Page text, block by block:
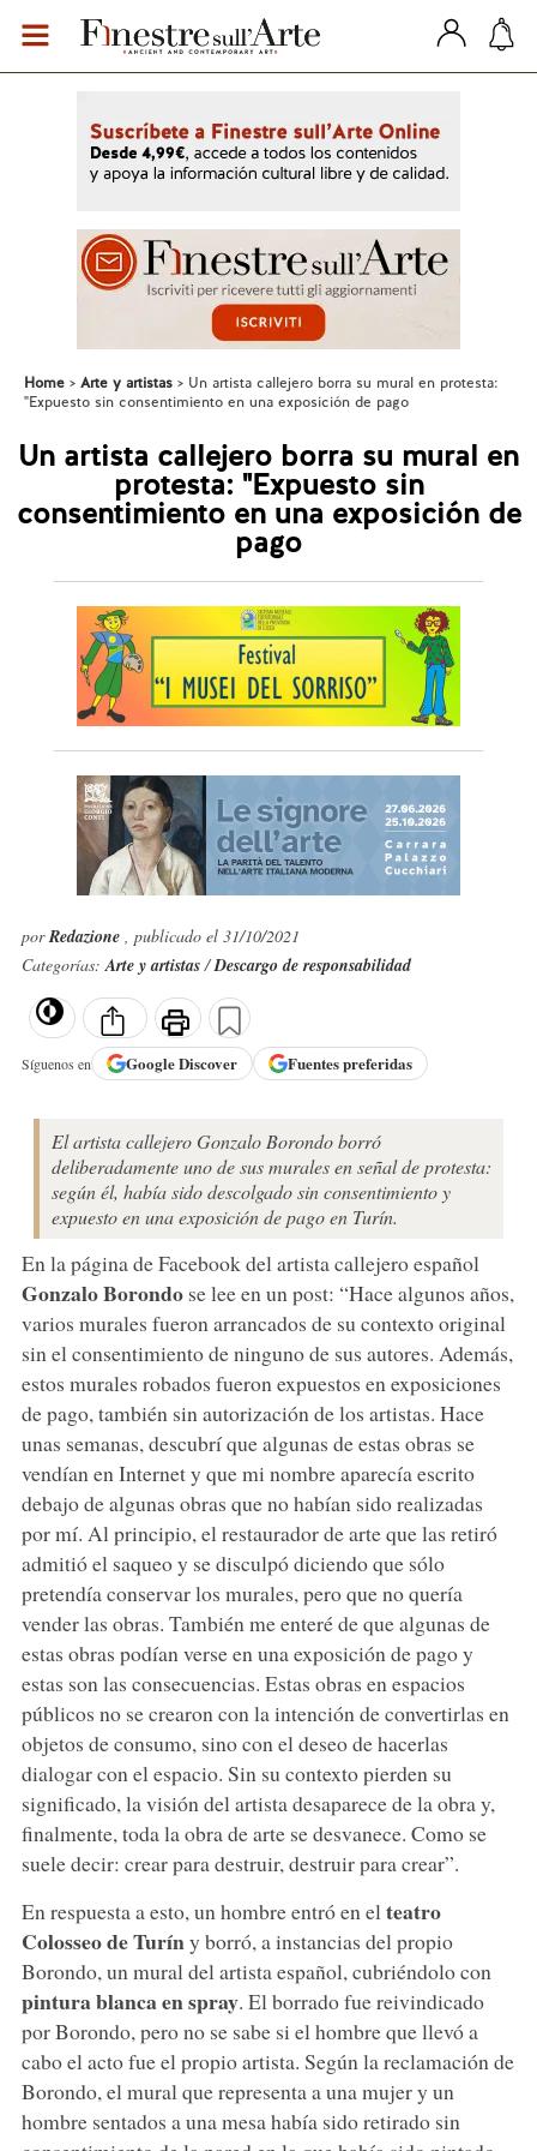
Home Arte y artistas
Un artista callejero borra su mural en protesta:
"Expuesto sin consentimiento en una exposición de pago
Un artista callejero borra su mural en
protesta: "Expuesto sin
consentimiento en una exposición de
pago
porRedazione , publicado el 31/10/2021
Categorías:Arte y artistas/Descargo de responsabilidad
Síguenos en GoogleDiscover Fuentes preferidas
El artista callejero Gonzalo Borondo borró
deliberadamente uno de sus murales en señal de protesta:
según él, había sido descolgado sin consentimiento y
expuesto en una exposición de pago en Turín.
En la página de Facebook del artista callejero español
Gonzalo Borondose lee en un post: “Hace algunos años,
varios murales fueron arrancados de su contexto original
sin el consentimiento de ninguno de sus autores. Además,
estos murales robados fueron expuestos en exposiciones
de pago, también sin autorización de los artistas. Hace
unas semanas, descubrí que algunas de estas obras se
vendían en Internet y que mi nombre aparecía escrito
debajo de algunas obras que no habían sido realizadas
por mí. Al principio, el restaurador de arte que las retiró
admitió el saqueo y se disculpó diciendo que sólo
pretendía conservar los murales, pero que no quería
vender las obras. También me enteré de que algunas de
estas obras podían verse en una exposición de pago y
estas son las consecuencias. Estas obras en espacios
públicos no se crearon con la intención de convertirlas en
objetos de consumo, sino con el deseo de hacerlas
dialogar con el espacio. Sin su contexto pierden su
significado, la visión del artista desaparece de la obra y,
finalmente, toda la obra de arte se desvanece. Como se
suele decir: crear para destruir, destruir para crear”.
En respuesta a esto, un hombre entró en el teatro
Colosseo de Turíny borró, a instancias del propio
Borondo, un mural del artista español, cubriéndolo con
pintura blanca en spray. El borrado fue reivindicado
por Borondo, pero no se sabe si el hombre que llevó a
cabo el acto fue el propio artista. Según la reclamación de
Borondo, el mural que representa a una mujer y un
hombre sentados a una mesa había sido retirado sin